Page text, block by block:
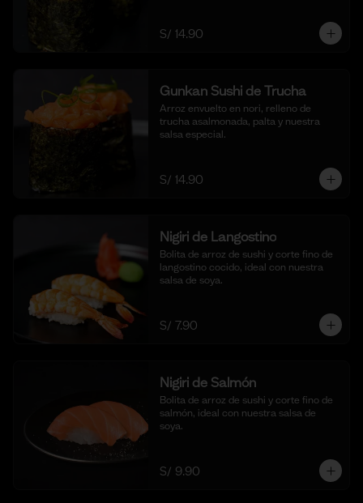
S/ 14.90
Gunkan Sushi de Trucha
Arroz envuelto en nori, relleno de
trucha asalmonada, palta y nuestra
salsa especial.
S/ 14.90
Nigiri de Langostino
Bolita de arroz de sushi y corte fino de
langostino cocido, ideal con nuestra
salsa de soya.
S/ 7.90
Nigiri de Salmón
Bolita de arroz de sushi y corte fino de
salmón, ideal con nuestra salsa de
soya.
S/ 9.90